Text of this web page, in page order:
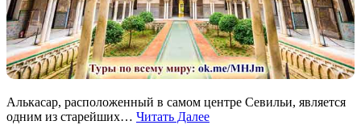
Алькасар, расположенный в самом центре Севильи, является
одним из старейших… Читать Далее